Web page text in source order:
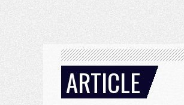
ARTICLE